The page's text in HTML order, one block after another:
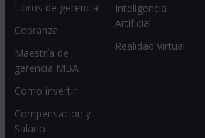
Libros de gerencia
Cobranza
Maestría de
gerencia MBA
Como invertir
Compensacion y
Salario
Inteligencia
Artificial
Realidad Virtual